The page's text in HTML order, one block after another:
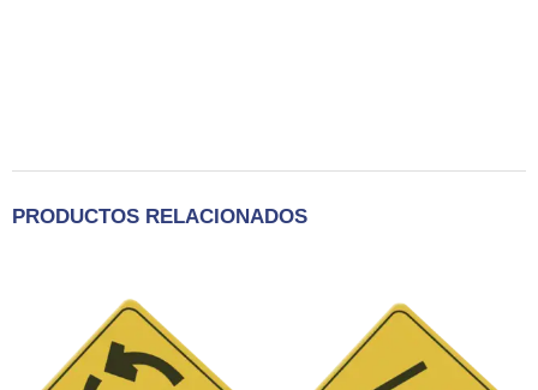
PRODUCTOS RELACIONADOS